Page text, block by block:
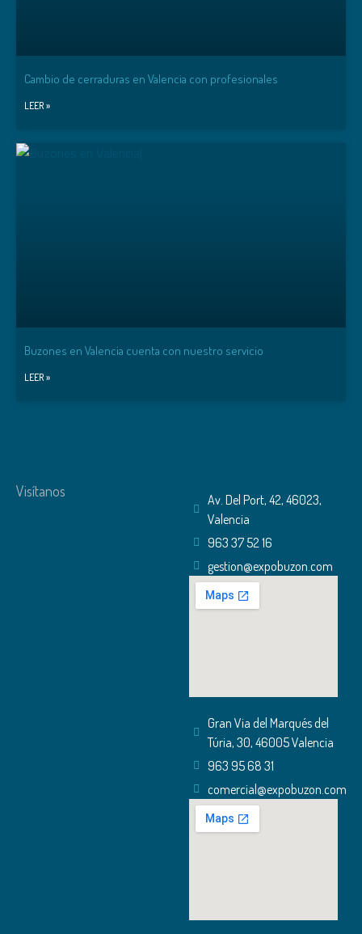
Cambio de cerraduras en Valencia con profesionales
LEER »
Buzones en Valencia cuenta con nuestro servicio
LEER »
Visítanos
Av. Del Port, 42, 46023,
Valencia
963 37 52 16
gestion@expobuzon.com
Gran Via del Marqués del
Túria, 30, 46005 Valencia
963 95 68 31
comercial@expobuzon.com